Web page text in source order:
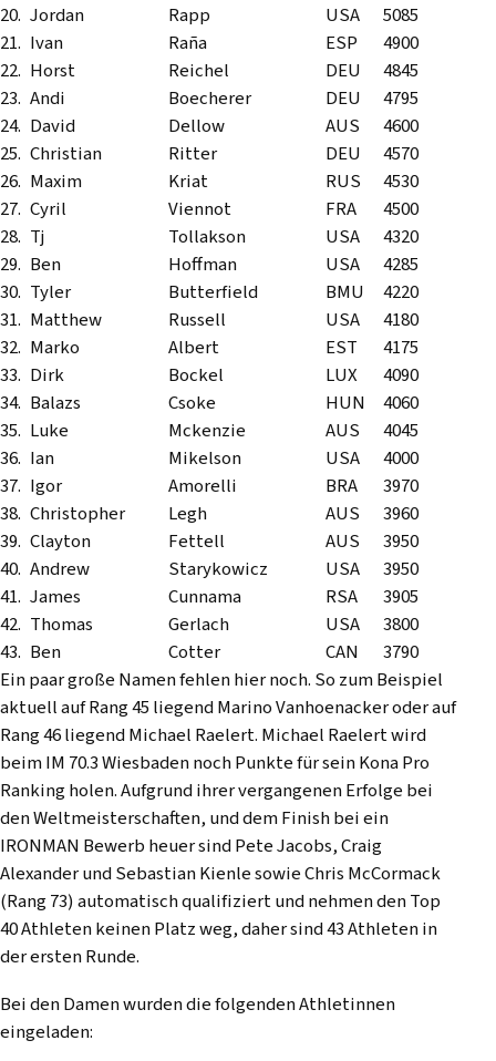
20. Jordan Rapp USA
5085
21. Ivan Raña ESP
4900
22. Horst Reichel DEU
4845
23. Andi Boecherer DEU
4795
24. David Dellow AUS
4600
25. Christian Ritter DEU
4570
26. Maxim Kriat RUS
4530
27. Cyril Viennot FRA
4500
28. Tj Tollakson USA
4320
29. Ben Hoffman USA
4285
30. Tyler Butterfield BMU
4220
31. Matthew Russell USA
4180
32. Marko Albert EST
4175
33. Dirk Bockel LUX
4090
34. Balazs Csoke HUN
4060
35. Luke Mckenzie AUS
4045
36. Ian Mikelson USA
4000
37. Igor Amorelli BRA
3970
38. Christopher Legh AUS
3960
39. Clayton Fettell AUS
3950
40. Andrew Starykowicz USA
3950
41. James Cunnama RSA
3905
42. Thomas Gerlach USA
3800
43. Ben Cotter CAN
3790
Ein paar große Namen fehlen hier noch. So zum Beispiel
aktuell auf Rang 45 liegend Marino Vanhoenacker oder auf
Rang 46 liegend Michael Raelert. Michael Raelert wird
beim IM 70.3 Wiesbaden noch Punkte für sein Kona Pro
Ranking holen. Aufgrund ihrer vergangenen Erfolge bei
den Weltmeisterschaften, und dem Finish bei ein
IRONMAN Bewerb heuer sind Pete Jacobs, Craig
Alexander und Sebastian Kienle sowie Chris McCormack
(Rang 73) automatisch qualifiziert und nehmen den Top
40 Athleten keinen Platz weg, daher sind 43 Athleten in
der ersten Runde.
Bei den Damen wurden die folgenden Athletinnen
eingeladen: